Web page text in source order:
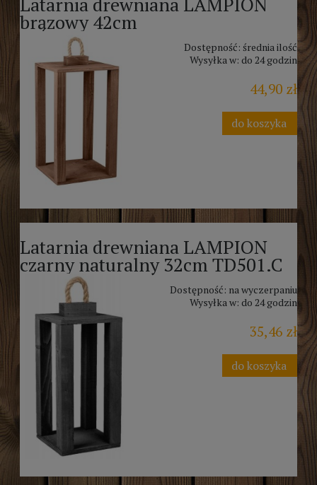
brązowy 42cm
Dostępność: średnia ilość
Wysyłka w: do 24 godzin
44,90 zł
do koszyka
Latarnia drewniana LAMPION
czarny naturalny 32cm TD501.C
Dostępność: na wyczerpaniu
Wysyłka w: do 24 godzin
35,46 zł
do koszyka